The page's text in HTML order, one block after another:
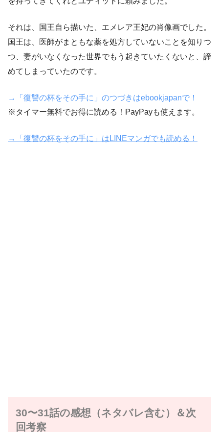
それは、国王自ら描いた、エメレア王妃の肖像画でした。
国王は、医師がまともな薬を処方していないことを知りつ
つ、妻がいなくなった世界でもう起きていたくないと、諦
めてしまっていたのです。
→「復讐の杯をその手に」のつづきはebookjapanで！
※タイマー無料でお得に読める！PayPayも使えます。
→「復讐の杯をその手に」はLINEマンガでも読める！
30〜31話の感想（ネタバレ含む）＆次
回考察